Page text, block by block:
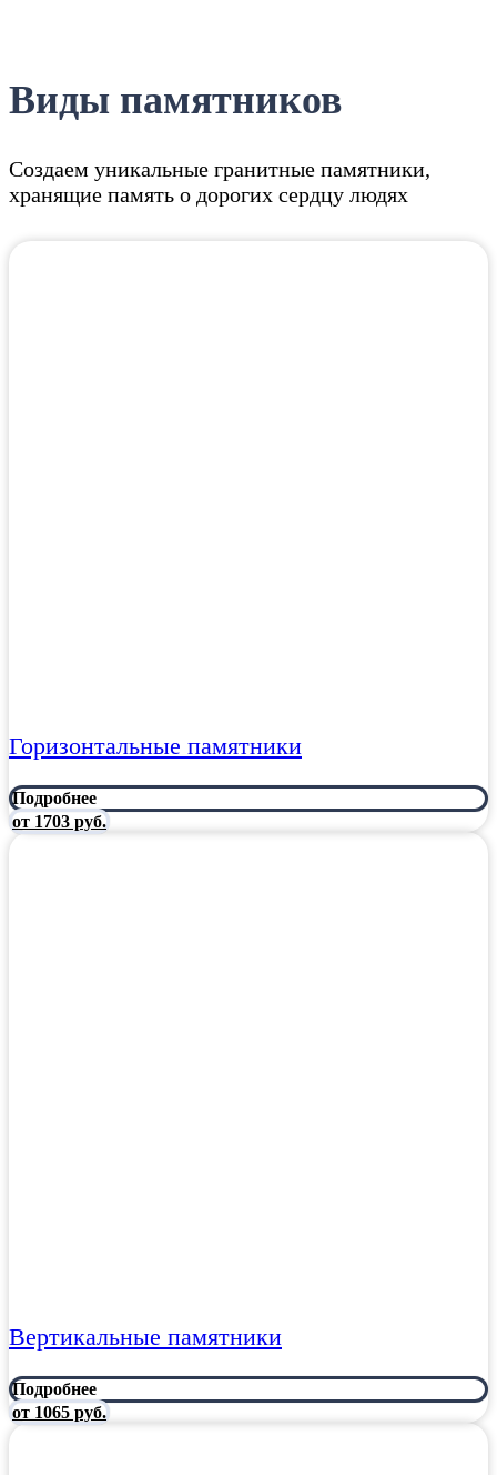
Виды памятников
Создаем уникальные гранитные памятники,
хранящие память о дорогих сердцу людях
Горизонтальные памятники
Подробнее
от 1703 руб.
Вертикальные памятники
Подробнее
от 1065 руб.